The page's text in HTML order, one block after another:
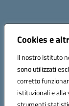
Cookies e
Il nostro Istituto
sono utilizzati
corretto
istituzionali e
Indirizzo:
Centralino:+39 0965
Codice fiscale:
Codice meccanografico:
Codice Indice delle